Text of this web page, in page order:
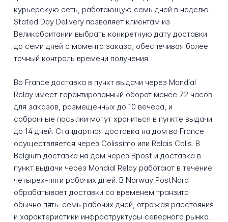
курьерскую сеть, работающую семь дней в неделю.
Stated Day Delivery позволяет клиентам из
Великобритании выбрать конкретную дату доставки
до семи дней с момента заказа, обеспечивая более
точный контроль времени получения.
Во France доставка в пункт выдачи через Mondial
Relay имеет гарантированный оборот менее 72 часов
для заказов, размещенных до 10 вечера, и
собранные посылки могут храниться в пункте выдачи
до 14 дней. Стандартная доставка на дом во France
осуществляется через Colissimo или Relais Colis. В
Belgium доставка на дом через Bpost и доставка в
пункт выдачи через Mondial Relay работают в течение
четырех-пяти рабочих дней. В Norway PostNord
обрабатывает доставки со временем транзита
обычно пять-семь рабочих дней, отражая расстояния
и характеристики инфраструктуры северного рынка.